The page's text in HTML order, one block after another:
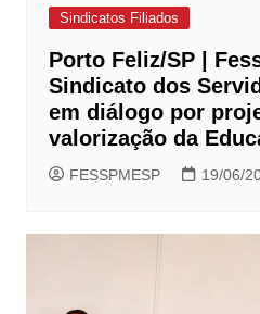
Sindicatos Filiados
Porto Feliz/SP |
Sindicato dos
em diálogo por
valorização da
FESSPMESP 19/06/